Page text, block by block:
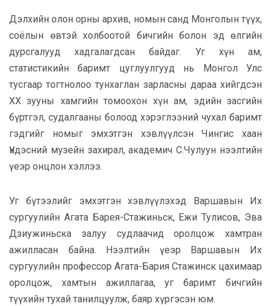
Дэлхийн олон орны архив, номын санд Монголын түүх,
соёлын өвтэй холбоотой бичгийн болон эд өлгийн
дурсгалууд хадгалагдсан байдаг. Уг хүн ам,
статистикийн баримт цуглуулгууд нь Монгол Улс
тусгаар тогтнолоо тунхаглан зарласны дараа хийгдсэн
XX зууны хамгийн томоохон хүн ам, эдийн засгийн
бүртгэл, судалгааны болоод хэрэглээний чухал баримт
гэдгийг номыг эмхэтгэн хэвлүүлсэн Чингис хаан
Үндэсний музейн захирал, академич С.Чулуун нээлтийн
үеэр онцлон хэллээ.
Уг бүтээлийг эмхэтгэн хэвлүүлэхэд Варшавын Их
сургуулийн Агата Барея-Стажиньск, Ежи Тулисов, Эва
Дзиужиньска залуу судлаачид оролцож хамтран
ажилласан байна. Нээлтийн үеэр Варшавын Их
сургуулийн профессор Агата-Бария Стажинск цахимаар
оролцож, хамтын ажиллагаа, уг баримт бичгийн
түүхийн тухай танилцуулж, баяр хүргэсэн юм.